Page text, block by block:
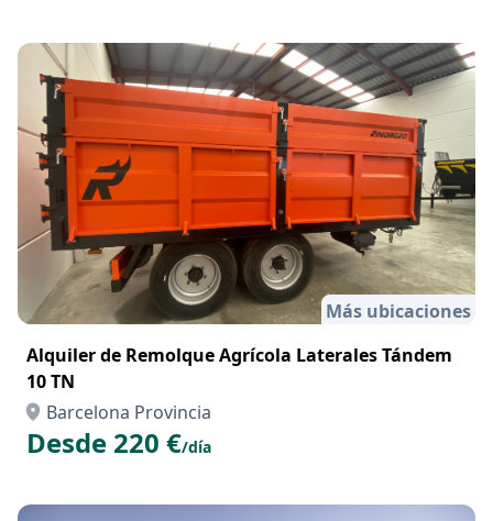
Más ubicaciones
Alquiler de Remolque Agrícola Laterales Tándem
10 TN
Barcelona Provincia
Desde 220 €/día